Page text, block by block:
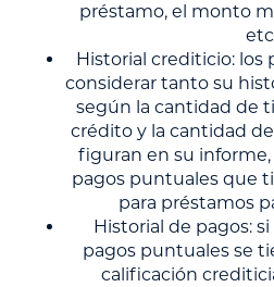
préstamo, el monto
Historial crediticio:
considerar tanto su
según la cantidad de
crédito y la cantidad
figuran en su
pagos puntuales que
para préstamos
Historial de pagos:
pagos puntuales se
calificación